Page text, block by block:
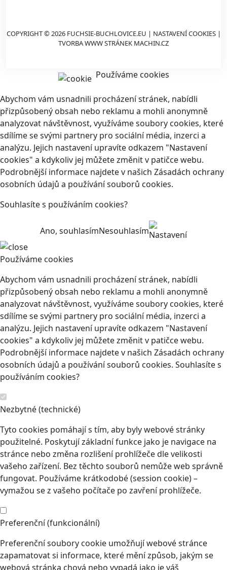
COPYRIGHT © 2026 FUCHSIE-BUCHLOVICE.EU | NASTAVENÍ COOKIES|
TVORBA WWW STRÁNEK MACHIN.CZ
Používáme cookies
Abychom vám usnadnili procházení stránek, nabídli
přizpůsobený obsah nebo reklamu a mohli anonymně
analyzovat návštěvnost, využíváme soubory cookies, které
sdílíme se svými partnery pro sociální média, inzerci a
analýzu. Jejich nastavení upravíte odkazem "Nastavení
cookies" a kdykoliv jej můžete změnit v patičce webu.
Podrobnější informace najdete v našich Zásadách ochrany
osobních údajů a používání souborů cookies.
Souhlasíte s používáním cookies?
Ano, souhlasímNesouhlasímNastavení
Používáme cookies
Abychom vám usnadnili procházení stránek, nabídli
přizpůsobený obsah nebo reklamu a mohli anonymně
analyzovat návštěvnost, využíváme soubory cookies, které
sdílíme se svými partnery pro sociální média, inzerci a
analýzu. Jejich nastavení upravíte odkazem "Nastavení
cookies" a kdykoliv jej můžete změnit v patičce webu.
Podrobnější informace najdete v našich Zásadách ochrany
osobních údajů a používání souborů cookies. Souhlasíte s
používáním cookies?
Nezbytné (technické)
Tyto cookies pomáhají s tím, aby byly webové stránky
použitelné. Poskytují základní funkce jako je navigace na
stránce nebo změna rozlišení prohlížeče dle velikosti
vašeho zařízení. Bez těchto souborů nemůže web správně
fungovat. Používáme krátkodobé (session cookie) –
vymažou se z vašeho počítače po zavření prohlížeče.
Preferenční (funkcionální)
Preferenční soubory cookie umožňují webové stránce
zapamatovat si informace, které mění způsob, jakým se
webová stránka chová nebo vypadá jako je váš